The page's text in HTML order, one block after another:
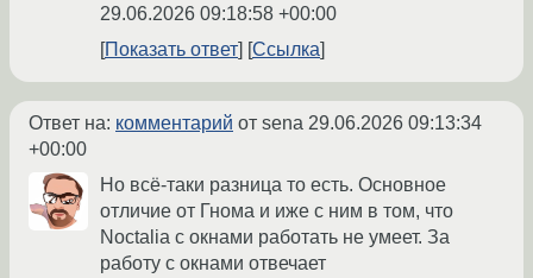
29.06.2026 09:18:58 +00:00
Показать ответ
Ссылка
Ответ на: комментарий от sena 29.06.2026 09:13:34
+00:00
Но всё-таки разница то есть. Основное
отличие от Гнома и иже с ним в том, что
Noctalia с окнами работать не умеет. За
работу с окнами отвечает